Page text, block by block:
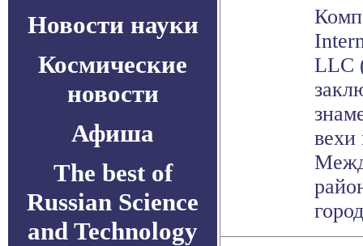
Новости науки
Космические
новости
Афиша
The best of
Russian Science
and Technology
LLC
вехи